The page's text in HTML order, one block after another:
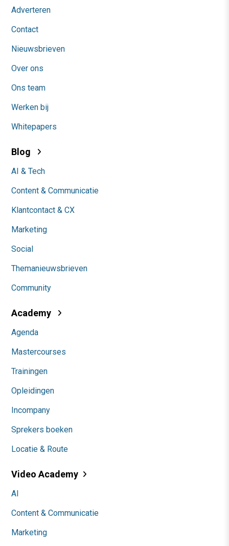
Adverteren
Contact
Nieuwsbrieven
Over ons
Ons team
Werken bij
Whitepapers
Blog
AI & Tech
Content & Communicatie
Klantcontact & CX
Marketing
Social
Themanieuwsbrieven
Community
Academy
Agenda
Mastercourses
Trainingen
Opleidingen
Incompany
Sprekers boeken
Locatie & Route
Video Academy
AI
Content & Communicatie
Marketing